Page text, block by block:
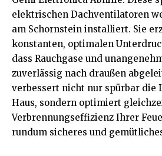
elektrischen Dachventilatoren
am Schornstein installiert. Sie
konstanten, optimalen
dass Rauchgase und
zuverlässig nach draußen
verbessert nicht nur spürbar die
Haus, sondern optimiert
Verbrennungseffizienz Ihrer
rundum sicheres und